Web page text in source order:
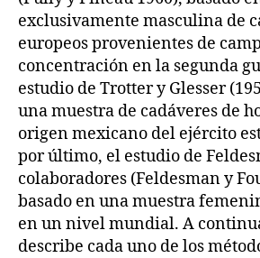
exclusivamente masculina de
europeos provenientes de
concentración en la segunda
estudio de Trotter y Glesser
una muestra de cadáveres de
origen mexicano del ejército
por último, el estudio de
colaboradores (Feldesman y
basado en una muestra
en un nivel mundial. A
describe cada uno de los